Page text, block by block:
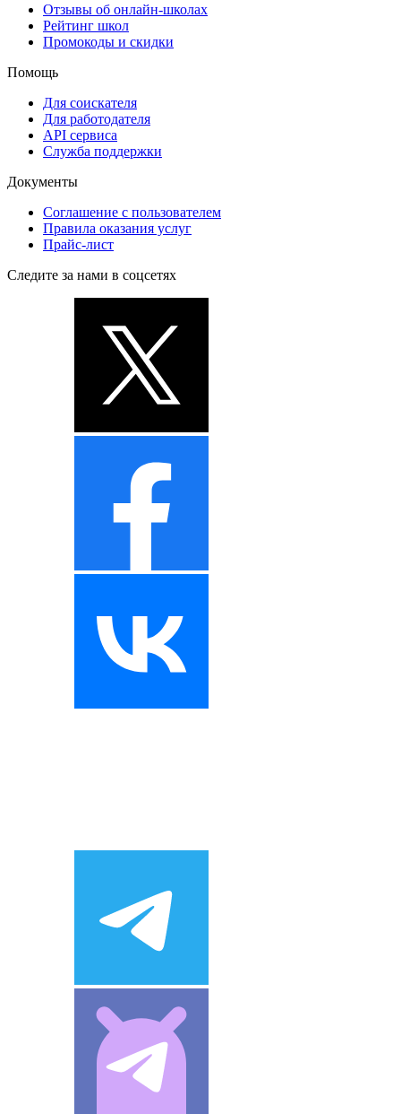
Отзывы об онлайн-школах
Рейтинг школ
Промокоды и скидки
Помощь
Для соискателя
Для работодателя
API сервиса
Служба поддержки
Документы
Соглашение с пользователем
Правила оказания услуг
Прайс-лист
Следите за нами в соцсетях